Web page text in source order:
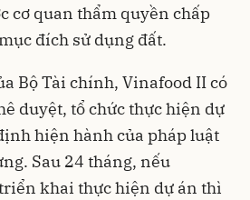
cơ quan thẩm quyền chấp
đích sử dụng đất.
Bộ Tài chính, Vinafood II có
duyệt, tổ chức thực hiện dự
hiện hành của pháp luật
Sau 24 tháng, nếu
khai thực hiện dự án thì